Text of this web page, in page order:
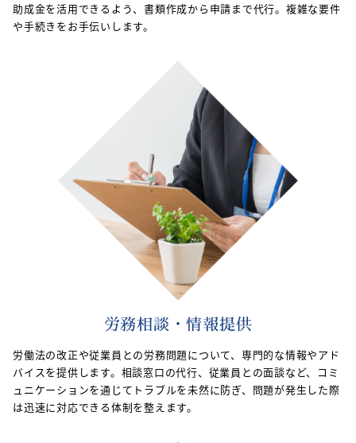
助成金を活用できるよう、書類作成から申請まで代行。複雑な要件
や手続きをお手伝いします。
労務相談・情報提供
労働法の改正や従業員との労務問題について、専門的な情報やアド
バイスを提供します。相談窓口の代行、従業員との面談など、コミ
ュニケーションを通じてトラブルを未然に防ぎ、問題が発生した際
は迅速に対応できる体制を整えます。